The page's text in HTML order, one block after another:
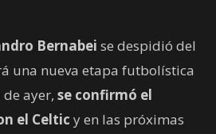
Bernabei se despidió del
una nueva etapa futbolística
ayer, se confirmó el
el Celtic y en las próximas